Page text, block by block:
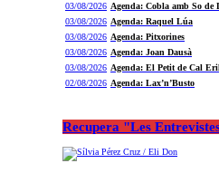
03/08/2026 Agenda: Cobla amb So de
03/08/2026 Agenda: Raquel Lúa
03/08/2026 Agenda: Pitxorines
03/08/2026 Agenda: Joan Dausà
03/08/2026 Agenda: El Petit de Cal
02/08/2026 Agenda: Lax’n’Busto
Recupera "Les